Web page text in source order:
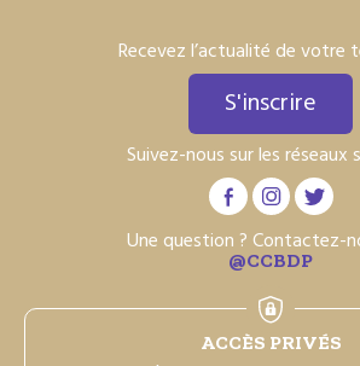
Recevez l’actualité de votre
S'inscrire
Suivez-nous sur les réseaux
Une question ? Contactez-
@CCBDP
ACCÈS PRIVÉS